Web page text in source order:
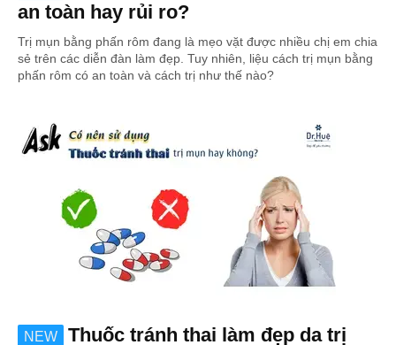
an toàn hay rủi ro?
Trị mụn bằng phấn rôm đang là mẹo vặt được nhiều chị em chia
sẻ trên các diễn đàn làm đẹp. Tuy nhiên, liệu cách trị mụn bằng
phấn rôm có an toàn và cách trị như thế nào?
NEW Thuốc tránh thai làm đẹp da trị